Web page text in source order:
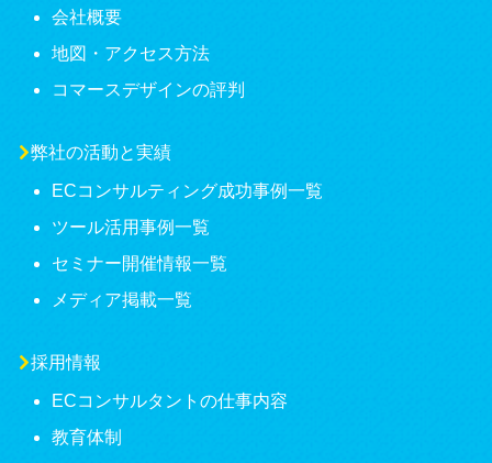
会社概要
地図・アクセス方法
コマースデザインの評判
弊社の活動と実績
ECコンサルティング成功事例一覧
ツール活用事例一覧
セミナー開催情報一覧
メディア掲載一覧
採用情報
ECコンサルタントの仕事内容
教育体制